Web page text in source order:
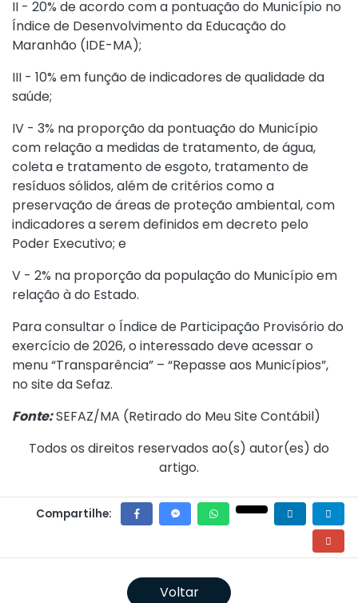
II - 20% de acordo com a pontuação do Município no
Índice de Desenvolvimento da Educação do
Maranhão (IDE-MA);
III - 10% em função de indicadores de qualidade da
saúde;
IV - 3% na proporção da pontuação do Município
com relação a medidas de tratamento, de água,
coleta e tratamento de esgoto, tratamento de
resíduos sólidos, além de critérios como a
preservação de áreas de proteção ambiental, com
indicadores a serem definidos em decreto pelo
Poder Executivo; e
V - 2% na proporção da população do Município em
relação à do Estado.
Para consultar o Índice de Participação Provisório do
exercício de 2026, o interessado deve acessar o
menu “Transparência” – “Repasse aos Municípios”,
no site da Sefaz.
Fonte:SEFAZ/MA (Retirado do Meu Site Contábil)
Todos os direitos reservados ao(s) autor(es) do
artigo.
Compartilhe:
Voltar